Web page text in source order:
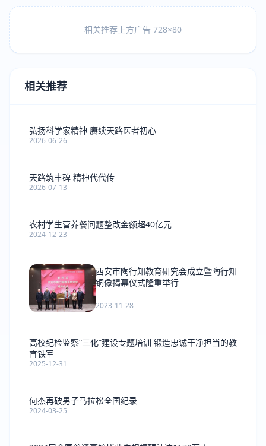
相关推荐上方广告 728×80
相关推荐
弘扬科学家精神 赓续天路医者初心
2026-06-26
天路筑丰碑 精神代代传
2026-07-13
农村学生营养餐问题整改金额超40亿元
2024-12-23
西安市陶行知教育研究会成立暨陶行知
铜像揭幕仪式隆重举行
2023-11-28
高校纪检监察“三化”建设专题培训 锻造忠诚干净担当的教
育铁军
2025-12-31
何杰再破男子马拉松全国纪录
2024-03-25